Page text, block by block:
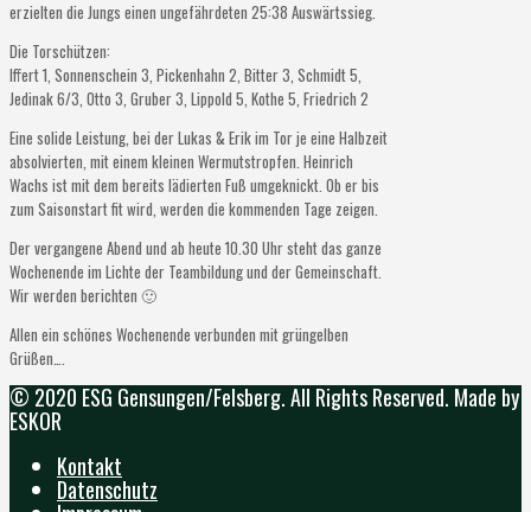
erzielten die Jungs einen ungefährdeten 25:38 Auswärtssieg.
Die Torschützen:
Iffert 1, Sonnenschein 3, Pickenhahn 2, Bitter 3, Schmidt 5,
Jedinak 6/3, Otto 3, Gruber 3, Lippold 5, Kothe 5, Friedrich 2
Eine solide Leistung, bei der Lukas & Erik im Tor je eine Halbzeit
absolvierten, mit einem kleinen Wermutstropfen. Heinrich
Wachs ist mit dem bereits lädierten Fuß umgeknickt. Ob er bis
zum Saisonstart fit wird, werden die kommenden Tage zeigen.
Der vergangene Abend und ab heute 10.30 Uhr steht das ganze
Wochenende im Lichte der Teambildung und der Gemeinschaft.
Wir werden berichten 🙂
Allen ein schönes Wochenende verbunden mit grüngelben
Grüßen….
© 2020 ESG Gensungen/Felsberg. All Rights Reserved. Made by
ESKOR
Kontakt
Datenschutz